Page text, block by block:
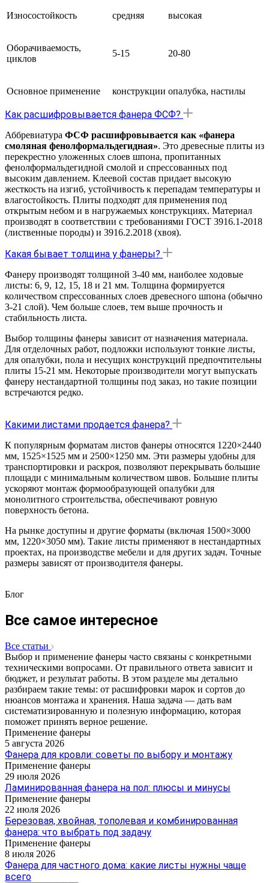
Износостойкость средняя высокая
Оборачиваемость,
циклов
5-15 20-80
Основное применение конструкции опалубка, настилы
Как расшифровывается фанера ФСФ?
Аббревиатура ФСФ расшифровывается как «фанера
смоляная фенолформальдегидная». Это древесные плиты из
перекрестно уложенных слоев шпона, пропитанных
фенолформальдегидной смолой и спрессованных под
высоким давлением. Клеевой состав придает высокую
жесткость на изгиб, устойчивость к перепадам температуры и
влагостойкость. Плиты подходят для применения под
открытым небом и в нагружаемых конструкциях. Материал
производят в соответствии с требованиями ГОСТ 3916.1-2018
(лиственные породы) и 3916.2.2018 (хвоя).
Какая бывает толщина у фанеры?
Фанеру производят толщиной 3-40 мм, наиболее ходовые
листы: 6, 9, 12, 15, 18 и 21 мм. Толщина формируется
количеством спрессованных слоев древесного шпона (обычно
3-21 слой). Чем больше слоев, тем выше прочность и
стабильность листа.
Выбор толщины фанеры зависит от назначения материала.
Для отделочных работ, подложки используют тонкие листы,
для опалубки, пола и несущих конструкций предпочтительны
плиты 15-21 мм. Некоторые производители могут выпускать
фанеру нестандартной толщины под заказ, но такие позиции
встречаются редко.
Какими листами продается фанера?
К популярным форматам листов фанеры относятся 1220×2440
мм, 1525×1525 мм и 2500×1250 мм. Эти размеры удобны для
транспортировки и раскроя, позволяют перекрывать большие
площади с минимальным количеством швов. Большие плиты
ускоряют монтаж формообразующей опалубки для
монолитного строительства, обеспечивают ровную
поверхность бетона.
На рынке доступны и другие форматы (включая 1500×3000
мм, 1220×3050 мм). Такие листы применяют в нестандартных
проектах, на производстве мебели и для других задач. Точные
размеры зависят от производителя фанеры.
Блог
Все самое интересное
Все статьи
Выбор и применение фанеры часто связаны с конкретными
техническими вопросами. От правильного ответа зависит и
бюджет, и результат работы. В этом разделе мы детально
разбираем такие темы: от расшифровки марок и сортов до
нюансов монтажа и хранения. Наша задача — дать вам
систематизированную и полезную информацию, которая
поможет принять верное решение.
Применение фанеры
5 августа 2026
Фанера для кровли: советы по выбору и монтажу
Применение фанеры
29 июля 2026
Ламинированная фанера на пол: плюсы и минусы
Применение фанеры
22 июля 2026
Березовая, хвойная, тополевая и комбинированная
фанера: что выбрать под задачу
Применение фанеры
8 июля 2026
Фанера для частного дома: какие листы нужны чаще
всего